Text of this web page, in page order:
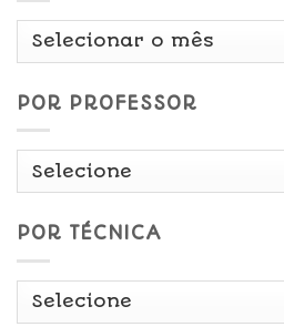
Por
POR PROFESSOR
POR TÉCNICA